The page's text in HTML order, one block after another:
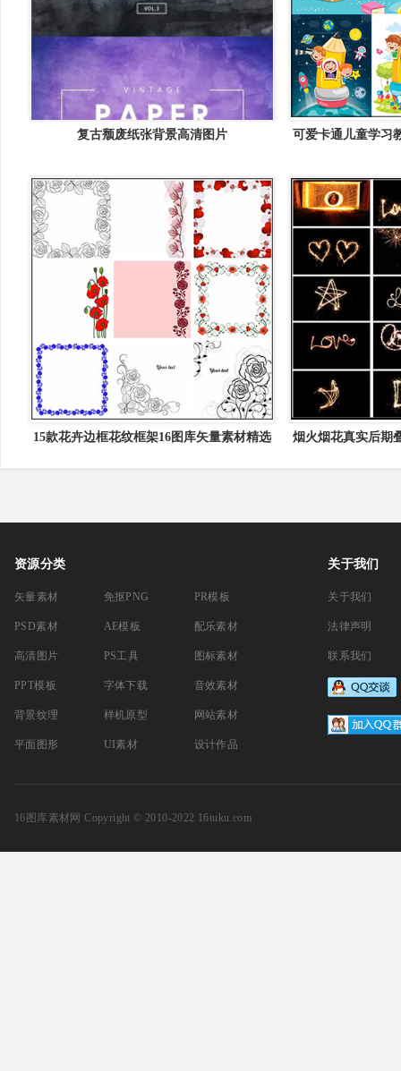
复古颓废纸张背景高清图片
可爱卡通儿童学习
15款花卉边框花纹框架16图库矢量素材精选
烟火烟花真实后期
资源分类
矢量素材
PSD素材
高清图片
PPT模板
背景纹理
平面图形
免抠PNG
AE模板
PS工具
字体下载
样机原型
UI素材
PR模板
配乐素材
图标素材
音效素材
网站素材
设计作品
关于我们
关于我们
法律声明
联系我们
16图库素材网 Copyright © 2010-2022 16tuku.com